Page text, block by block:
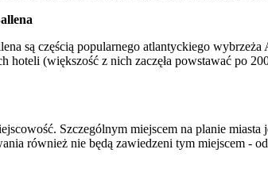
są częścią popularnego atlantyckiego
hoteli (większość z nich zaczęła powstawać
Szczególnym miejscem na planie
również nie będą zawiedzeni tym miejscem -